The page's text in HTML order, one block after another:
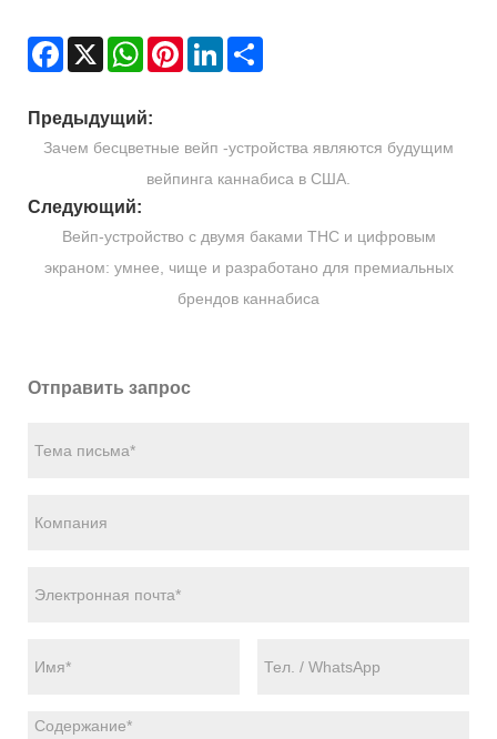
Facebook
X WhatsAppPinterestLinkedIn
Предыдущий:
Зачем бесцветные вейп -устройства являются будущим
вейпинга каннабиса в США.
Следующий:
Вейп-устройство с двумя баками THC и цифровым
экраном: умнее, чище и разработано для премиальных
брендов каннабиса
Отправить запрос